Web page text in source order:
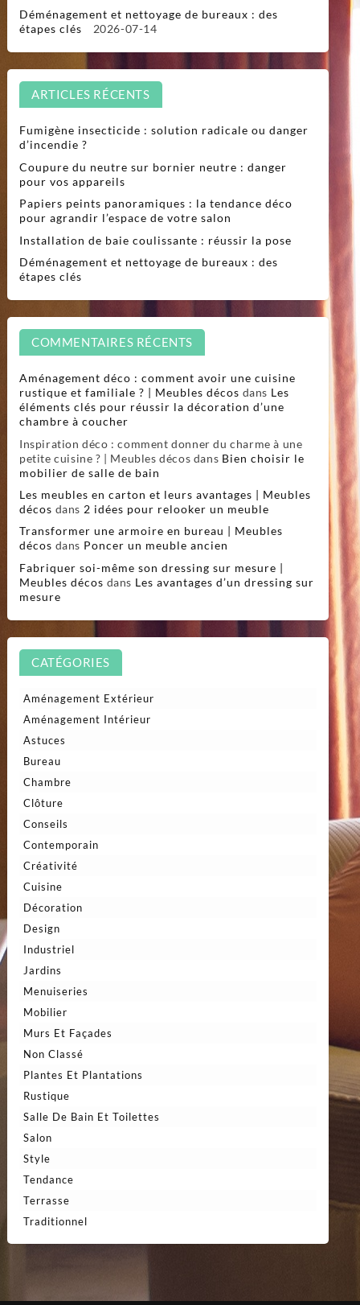
Déménagement et nettoyage de bureaux : des
étapes clés
2026-07-14
ARTICLES RÉCENTS
Fumigène insecticide : solution radicale ou danger
d’incendie ?
Coupure du neutre sur bornier neutre : danger
pour vos appareils
Papiers peints panoramiques : la tendance déco
pour agrandir l’espace de votre salon
Installation de baie coulissante : réussir la pose
Déménagement et nettoyage de bureaux : des
étapes clés
COMMENTAIRES RÉCENTS
Aménagement déco : comment avoir une cuisine
rustique et familiale ? | Meubles décos dans Les
éléments clés pour réussir la décoration d’une
chambre à coucher
Inspiration déco : comment donner du charme à une
petite cuisine ? | Meubles décos dans Bien choisir le
mobilier de salle de bain
Les meubles en carton et leurs avantages | Meubles
décos dans 2 idées pour relooker un meuble
Transformer une armoire en bureau | Meubles
décos dans Poncer un meuble ancien
Fabriquer soi-même son dressing sur mesure |
Meubles décos dans Les avantages d’un dressing sur
mesure
CATÉGORIES
Aménagement Extérieur
Aménagement Intérieur
Astuces
Bureau
Chambre
Clôture
Conseils
Contemporain
Créativité
Cuisine
Décoration
Design
Industriel
Jardins
Menuiseries
Mobilier
Murs Et Façades
Non Classé
Plantes Et Plantations
Rustique
Salle De Bain Et Toilettes
Salon
Style
Tendance
Terrasse
Traditionnel